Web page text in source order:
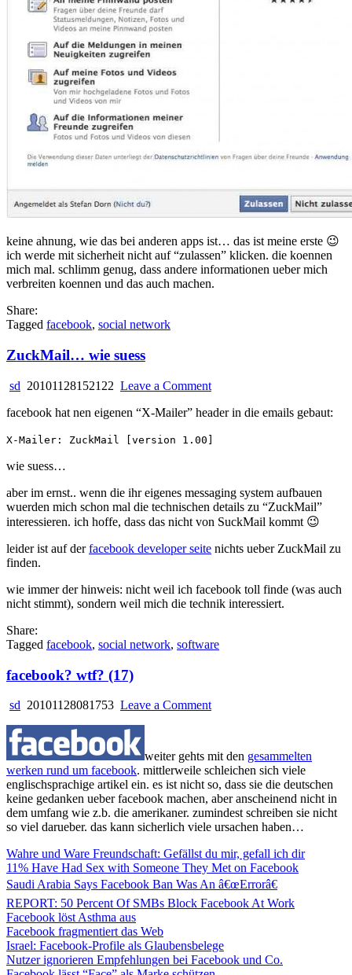
keine ahnung, wie das bei anderen apps ist… das ist meine erste 😉
ich werde mit sicherheit nicht auf “zulassen” klicken. die koennen
mich mal. schlimm genug, dass andere informationen ueber mich
verbreiten koennen und das auch machen.
Share:
Tagged facebook, social network
ZuckMail… wie suess
sd 20101128152122 Leave a Commenton
wie
facebook hat nen eigenen “X-Mailer” header in die emails gebaut:
X-Mailer: ZuckMail [version 1.00]
wie suess…
aber im ernst.. wenn die ihr eigenes messaging system aufbauen
wuerden mich schon mal die technischen details zu “ZuckMail”
interessieren. ich hoffe, dass das nicht von SuckMail kommt 😉
leider ist auf derfacebook developer seite nichts ueber ZuckMail zu
finden.
wie immer der hinweis: nicht weil ich facebook toll finde (was auch
nicht stimmt), sondern weil mich die technik interessiert.
Share:
Tagged facebook, social network, software
facebook? wtf? (17)
sd 20101128081753 Leave a Commenton
weiter gehts mit den gesammelten
werken rund um facebook. mittlerweile schleichen sich viele
englischsprachige artikel ein. es ist nicht so, dass sie die deutschen
keine gedanken ueber facebook machen, aber anscheinend nicht in
dem umfang wie z.b. die amerikaner. zumindest schreiben sie nicht
so viel darueber. das kann sicherlich viele ursachen haben…
Wahre und Ware Freundschaft: Gefällst du mir, gefall ich dir
11% Have Had Sex with Someone They Met on Facebook
Saudi Arabia Says Facebook Ban Was An â€œErrorâ€
REPORT: 50 Percent Of SMBs Block Facebook At Work
Facebook löst Asthma aus
Facebook fragmentiert das Web
Israel: Facebook-Profile als Glaubensbelege
Nutzer ignorieren Empfehlungen bei Facebook und Co.